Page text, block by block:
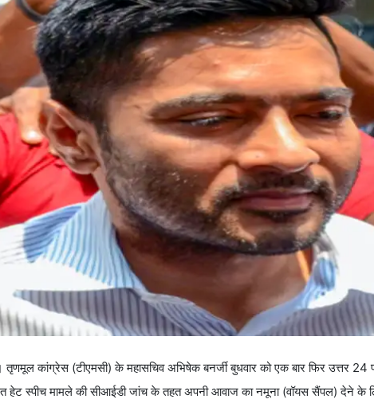
कांग्रेस (टीएमसी) के महासचिव अभिषेक बनर्जी बुधवार को एक बार फिर उत्तर 24
हेट स्पीच मामले की सीआईडी जांच के तहत अपनी आवाज का नमूना (वॉयस सैंपल) देने के